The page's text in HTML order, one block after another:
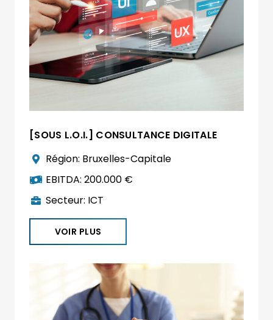
[SOUS L.O.I.] CONSULTANCE DIGITALE
Région: Bruxelles-Capitale
EBITDA:200.000 €
Secteur: ICT
VOIR PLUS